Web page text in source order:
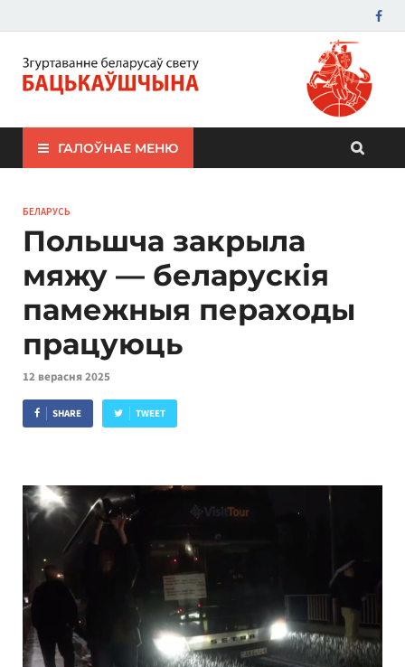
ЗБС "Бацькаўшчына"
ГАЛОЎНАЕ МЕНЮ
БЕЛАРУСЬ
Польшча закрыла
мяжу — беларускія
памежныя пераходы
працуюць
12 верасня 2025
SHARE TWEET